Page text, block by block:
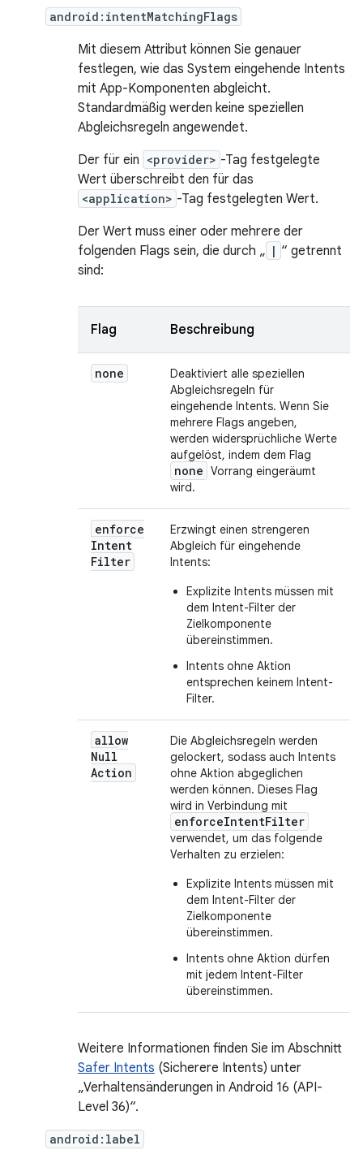
android:intentMatchingFlags
Mit diesem Attribut können Sie genauer
festlegen, wie das System eingehende Intents
mit App-Komponenten abgleicht.
Standardmäßig werden keine speziellen
Abgleichsregeln angewendet.
Der für ein <provider> -Tag festgelegte
Wert überschreibt den für das
<application> -Tag festgelegten Wert.
Der Wert muss einer oder mehrere der
folgenden Flags sein, die durch „ | “ getrennt
sind:
Flag Beschreibung
none
Deaktiviert alle speziellen
Abgleichsregeln für
eingehende Intents. Wenn Sie
mehrere Flags angeben,
werden widersprüchliche Werte
aufgelöst, indem dem Flag
none Vorrang eingeräumt
wird.
enforce
Intent
Filter
Erzwingt einen strengeren
Abgleich für eingehende
Intents:
Explizite Intents müssen mit
dem Intent-Filter der
Zielkomponente
übereinstimmen.
Intents ohne Aktion
entsprechen keinem Intent-
Filter.
allow
Null
Action
Die Abgleichsregeln werden
gelockert, sodass auch Intents
ohne Aktion abgeglichen
werden können. Dieses Flag
wird in Verbindung mit
enforceIntentFilter
verwendet, um das folgende
Verhalten zu erzielen:
Explizite Intents müssen mit
dem Intent-Filter der
Zielkomponente
übereinstimmen.
Intents ohne Aktion dürfen
mit jedem Intent-Filter
übereinstimmen.
Weitere Informationen finden Sie im Abschnitt
Safer Intents (Sicherere Intents) unter
„Verhaltensänderungen in Android 16 (API-
Level 36)“.
android:label